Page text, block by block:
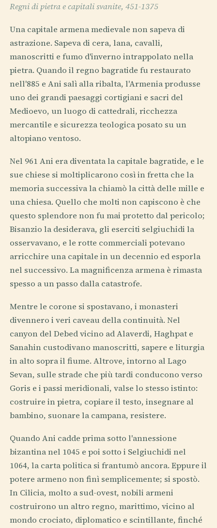
Regni di pietra e capitali svanite, 451-1375
Una capitale armena medievale non sapeva di
astrazione. Sapeva di cera, lana, cavalli,
manoscritti e fumo d'inverno intrappolato nella
pietra. Quando il regno bagratide fu restaurato
nell'885 e Ani salì alla ribalta, l'Armenia produsse
uno dei grandi paesaggi cortigiani e sacri del
Medioevo, un luogo di cattedrali, ricchezza
mercantile e sicurezza teologica posato su un
altopiano ventoso.
Nel 961 Ani era diventata la capitale bagratide, e le
sue chiese si moltiplicarono così in fretta che la
memoria successiva la chiamò la città delle mille e
una chiesa. Quello che molti non capiscono è che
questo splendore non fu mai protetto dal pericolo;
Bisanzio la desiderava, gli eserciti selgiuchidi la
osservavano, e le rotte commerciali potevano
arricchire una capitale in un decennio ed esporla
nel successivo. La magnificenza armena è rimasta
spesso a un passo dalla catastrofe.
Mentre le corone si spostavano, i monasteri
divennero i veri caveau della continuità. Nel
canyon del Debed vicino ad Alaverdi, Haghpat e
Sanahin custodivano manoscritti, sapere e liturgia
in alto sopra il fiume. Altrove, intorno al Lago
Sevan, sulle strade che più tardi conducono verso
Goris e i passi meridionali, valse lo stesso istinto:
costruire in pietra, copiare il testo, insegnare al
bambino, suonare la campana, resistere.
Quando Ani cadde prima sotto l'annessione
bizantina nel 1045 e poi sotto i Selgiuchidi nel
1064, la carta politica si frantumò ancora. Eppure il
potere armeno non finì semplicemente; si spostò.
In Cilicia, molto a sud-ovest, nobili armeni
costruirono un altro regno, marittimo, vicino al
mondo crociato, diplomatico e scintillante, finché